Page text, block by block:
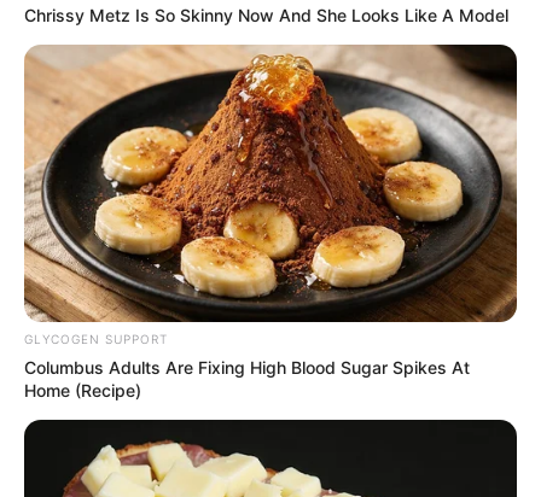
Baca juga:Kisah Nabi Daniyal, Makamnya Tersembunyi
Pertama kali ditemukan tahun 1801 di Bolivia dan
juga di sekitar sungai Amazon
(foto: rayagarden)
Chrissy Metz Is So Skinny Now And She Looks Like A Model
GLYCOGEN SUPPORT
Columbus Adults Are Fixing High Blood Sugar Spikes At
Home (Recipe)